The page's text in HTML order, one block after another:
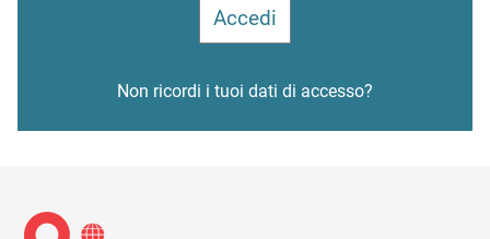
Non ricordi i tuoi dati di accesso?